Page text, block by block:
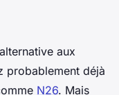
aux
probablement déjà
N26. Mais